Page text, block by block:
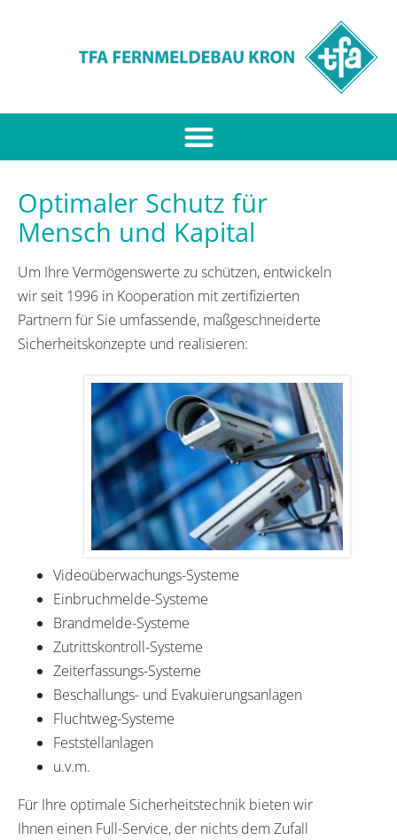
Optimaler Schutz für
Mensch und Kapital
Um Ihre Vermögenswerte zu schützen, entwickeln
wir seit 1996 in Kooperation mit zertifizierten
Partnern für Sie umfassende, maßgeschneiderte
Sicherheitskonzepte und realisieren:
Videoüberwachungs-Systeme
Einbruchmelde-Systeme
Brandmelde-Systeme
Zutrittskontroll-Systeme
Zeiterfassungs-Systeme
Beschallungs- und Evakuierungsanlagen
Fluchtweg-Systeme
Feststellanlagen
u.v.m.
Für Ihre optimale Sicherheitstechnik bieten wir
Ihnen einen Full-Service, der nichts dem Zufall